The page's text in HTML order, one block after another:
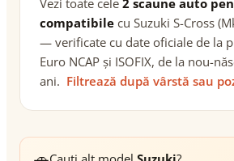
Vezi toate cele 2 scaune auto
compatibile cu Suzuki S-Cross
— verificate cu date oficiale de la
Euro NCAP și ISOFIX, de la nou-
ani. Filtrează după vârstă sau